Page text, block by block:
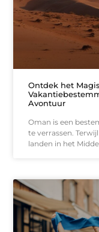
Ontdek het
Avontuur
Oman is een
te verrassen.
landen in het